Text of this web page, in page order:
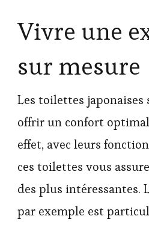
Vivre une
sur mesure
Les toilettes japonaises
offrir un confort
effet, avec leurs
ces toilettes vous
des plus intéressantes.
par exemple est